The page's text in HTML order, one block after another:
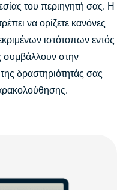
του περιηγητή σας. Η
να ορίζετε κανόνες
ιστότοπων εντός
συμβάλλουν στην
δραστηριότητάς σας